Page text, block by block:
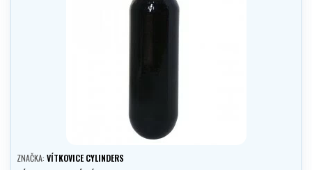
ZNAČKA: VÍTKOVICE CYLINDERS